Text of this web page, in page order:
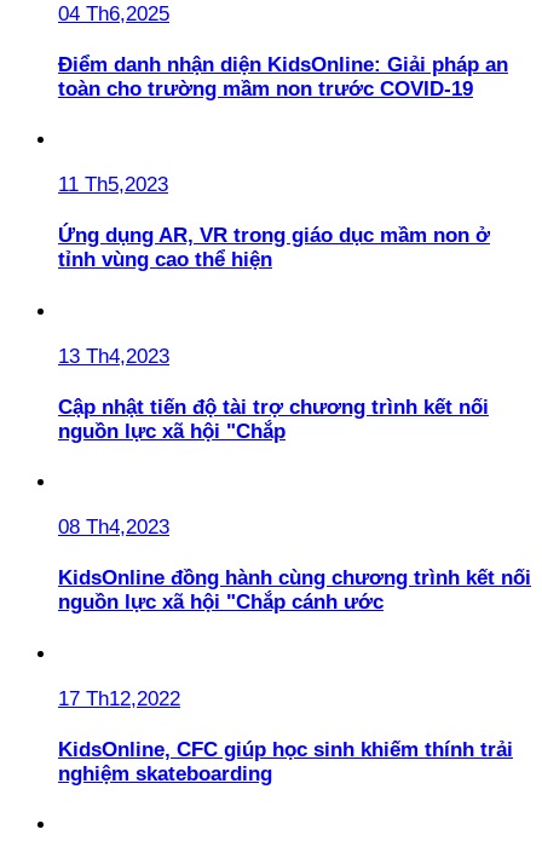
04 Th6,2025
Điểm danh nhận diện KidsOnline: Giải pháp an
toàn cho trường mầm non trước COVID-19
11 Th5,2023
Ứng dụng AR, VR trong giáo dục mầm non ở
tỉnh vùng cao thể hiện
13 Th4,2023
Cập nhật tiến độ tài trợ chương trình kết nối
nguồn lực xã hội "Chắp
08 Th4,2023
KidsOnline đồng hành cùng chương trình kết nối
nguồn lực xã hội "Chắp cánh ước
17 Th12,2022
KidsOnline, CFC giúp học sinh khiếm thính trải
nghiệm skateboarding